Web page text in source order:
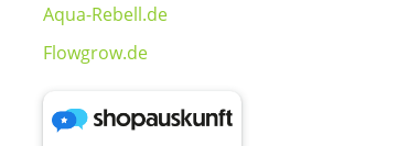
Aqua-Rebell.de
Flowgrow.de